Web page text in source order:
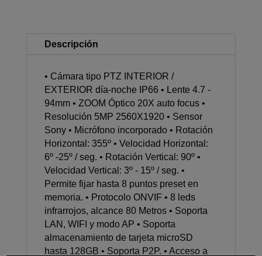
Descripción
• Cámara tipo PTZ INTERIOR /
EXTERIOR día-noche IP66 • Lente 4.7 -
94mm • ZOOM Óptico 20X auto focus •
Resolución 5MP 2560X1920 • Sensor
Sony • Micrófono incorporado • Rotación
Horizontal: 355º • Velocidad Horizontal:
6º -25º / seg. • Rotación Vertical: 90º •
Velocidad Vertical: 3º - 15º / seg. •
Permite fijar hasta 8 puntos preset en
memoria. • Protocolo ONVIF • 8 leds
infrarrojos, alcance 80 Metros • Soporta
LAN, WIFI y modo AP • Soporta
almacenamiento de tarjeta microSD
hasta 128GB • Soporta P2P. • Acceso a